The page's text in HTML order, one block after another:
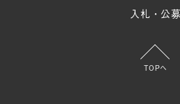
入札・公募
TOPへ